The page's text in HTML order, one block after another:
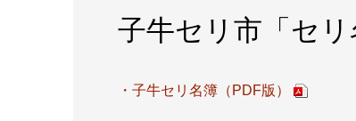
子牛セリ市「セ
・子牛セリ名簿（PDF版）